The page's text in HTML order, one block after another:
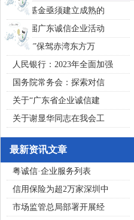
私募基金亟须建立成熟的
第五届广东诚信企业活动
“诚信”保驾赤湾东方万
人民银行：2023年全面加强
国务院常务会：探索对信
关于“广东省企业诚信建
关于谢显华同志在我会工
最新资讯文章
粤诚信·企业服务列表
信用保险为超2万家深圳中
市场监管总局部署开展经